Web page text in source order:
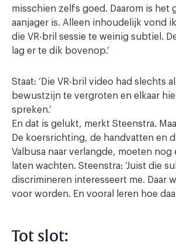
misschien zelfs goed. Daarom is het
aanjager is. Alleen inhoudelijk vond
die VR-bril sessie te weinig subtiel.
lag er te dik bovenop.’
Staat: ‘Die VR-bril video had slechts
bewustzijn te vergroten en elkaar
spreken.’
En dat is gelukt, merkt Steenstra.
De koersrichting, de handvatten en
Valbusa naar verlangde, moeten nog
laten wachten. Steenstra: ‘Juist die
discrimineren interesseert me. Daar
voor worden. En vooral leren hoe
Tot slot: